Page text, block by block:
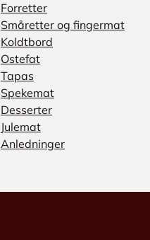
Forretter
Småretter og fingermat
Koldtbord
Ostefat
Tapas
Spekemat
Desserter
Julemat
Anledninger